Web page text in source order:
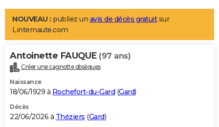
LIFESTYLE
Art de vivre
Bien-être
Loisirs
Mode
Modes de vie
Alimentation
Guide de la santé
Maladies
Médicaments
Sommeil
VOYAGE
Destinations
City break
Voyage nature
Voyage de noces
Forum
Climat
+PHOTO
GUIDES D'ACHAT
BONS PLANS
NOUVEAU : publiez un avis de décès gratuitsur
Linternaute.com
Antoinette FAUQUE (97 ans)
Créer une cagnotte obsèques
Naissance
18/06/1929 à Rochefort-du-Gard (Gard)
Décès
22/06/2026 à Théziers (Gard)